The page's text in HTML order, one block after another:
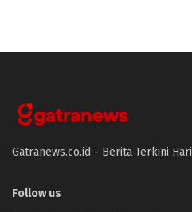
Gatranews.co.id - Berita Terkini
Follow us